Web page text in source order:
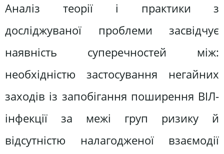
Аналіз теорії і практики з
досліджуваної проблеми засвідчує
наявність суперечностей між:
необхідністю застосування негайних
заходів із запобігання поширення ВІЛ-
інфекції за межі груп ризику й
відсутністю налагодженої взаємодії